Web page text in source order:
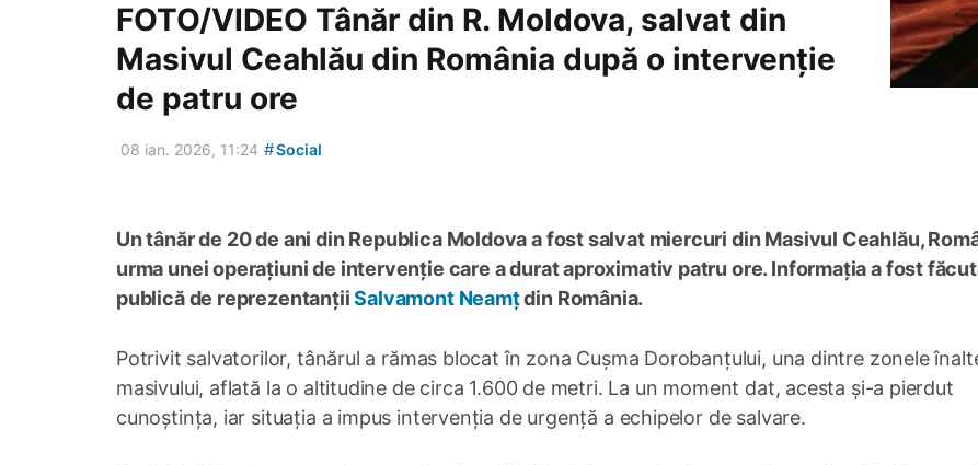
FOTO/VIDEO Tânăr din R. Moldova, salvat din
Masivul Ceahlău din România după o intervenție
de patru ore
08 ian. 2026, 11:24 #Social
Un tânăr de 20 de ani din Republica Moldova a fost salvat miercuri din Masivul Ceahlău,
urma unei operațiuni de intervenție care a durat aproximativ patru ore. Informația a fost
publică de reprezentanțiiSalvamont Neamțdin România.
Potrivit salvatorilor, tânărul a rămas blocat în zona Cușma Dorobanțului, una dintre zonele
masivului, aflată la o altitudine de circa 1.600 de metri. La un moment dat, acesta și-a pierdut
cunoștința, iar situația a impus intervenția de urgență a echipelor de salvare.